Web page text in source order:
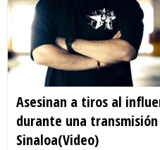
Asesinan a tiros al
durante una
Sinaloa(Video)